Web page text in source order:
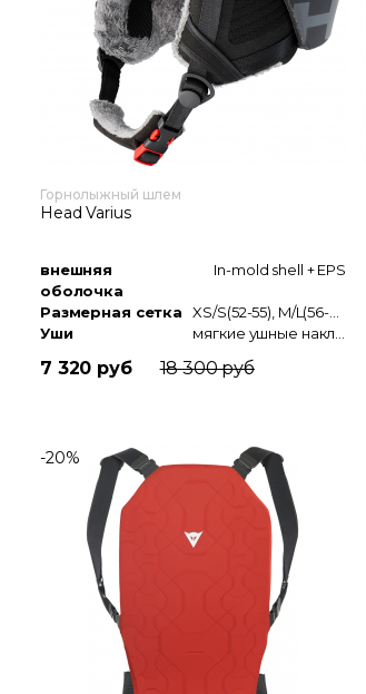
Горнолыжный шлем
Head Varius
внешняя
оболочка
In-mold shell + EPS
Размерная сетка
XS/S(52-55), M/L(56-59), XL/XXL(60-63)
Уши
7 320 руб 18 300 руб
-20%